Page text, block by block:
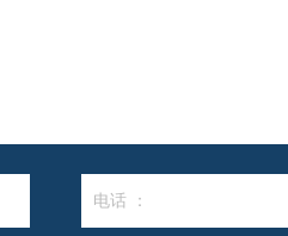
电话 ：